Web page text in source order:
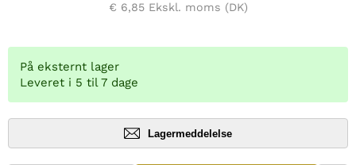
€ 6,85Ekskl. moms (DK)
På eksternt lager
Leveret i 5 til 7 dage
Lagermeddelelse